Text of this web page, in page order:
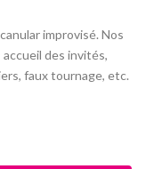
improvisé. Nos
des invités,
faux tournage, etc.